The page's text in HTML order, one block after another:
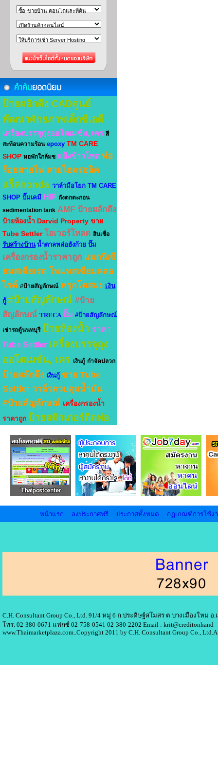
ป้ายผลักดึง CADศูนย์
พัฒนาศักยภาพเด็กซีเอดี
เครื่องบรรจุถุงออโตเมชั่น, เคร สี
สะท้อนความร้อน epoxy TM CARE
SHOP หอพักใกล้มช แป้งข้าวโพด ท่อ
ร้อยสายไฟ สายไฮดรอลิค
แร็คhonda วาล์วมือโยก TM CARE
SHOP ปั๊มเคมี HIP ถังตกตะกอน
sedimentation tank AMF ป้ายผลักดึง
ป้ายห้องน้ำ Darvid Property ขาย
Tube Settler โอเวอร์โหลด สินเชื่อ
รับสร้างบ้าน น้ำตาลหล่อฮังก้วย ปั๊ม
เครื่องกรองน้ำราคาถูก แมกนีเซี
ยมสเตียเรต โพแทสเซียมคลอ
ไรด์ #ป้ายสัญลักษณ์ ฟรุกโตสผง เงิน
กู้ #ป้ายสัญลักษณ์ #ป้าย
สัญลักษณ์ TRECA ปั๊ม #ป้ายสัญลักษณ์
เช่ารถตู้นนทบุรี ป้ายห้องน้ำ ราคา
Tube Settler เครื่องบรรจุถุง
ออโตเมชั่น, เคร เงินกู้ กำจัดปลวก
ป้ายผลักดึง เงินกู้ ขาย Tube
Settler วาล์วควบคุมน้ำมัน
#ป้ายสัญลักษณ์ เครื่องกรองน้ำ
ราคาถูก ป้ายสติกเกอร์ติดท่อ
หน้าแรก ลงประกาศฟรี ประกาศทั้งหมด กฏเกณฑ์การใช้ง
C.H. Consultant Group Co., Ltd. 91/4 หมู่ 6 ถ.ประดิษฐ์สโมสร ต.บางเมืองใหม่ อ
โทร. 02-380-0671 แฟกซ์ 02-758-0541 02-380-2202 Email : krit@creditonhand
www.Thaimarketplaza.com..Copyright 2011 by C.H. Consultant Group Co.,